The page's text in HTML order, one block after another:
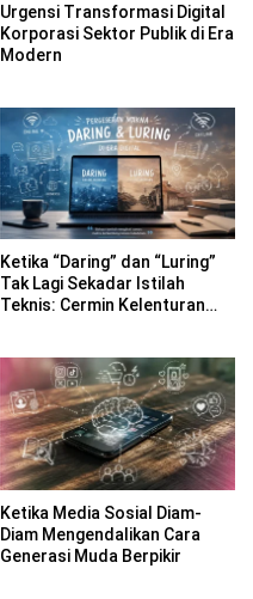
Urgensi Transformasi Digital
Korporasi Sektor Publik di Era
Modern
Ketika “Daring” dan “Luring”
Tak Lagi Sekadar Istilah
Teknis: Cermin Kelenturan
Ketika Media Sosial Diam-
Diam Mengendalikan Cara
Generasi Muda Berpikir